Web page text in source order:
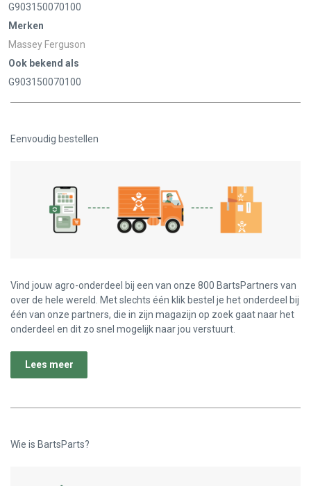
G903150070100
Merken
Massey Ferguson
Ook bekend als
G903150070100
Eenvoudig bestellen
Vind jouw agro-onderdeel bij een van onze 800 BartsPartners van
over de hele wereld. Met slechts één klik bestel je het onderdeel bij
één van onze partners, die in zijn magazijn op zoek gaat naar het
onderdeel en dit zo snel mogelijk naar jou verstuurt.
Lees meer
Wie is BartsParts?